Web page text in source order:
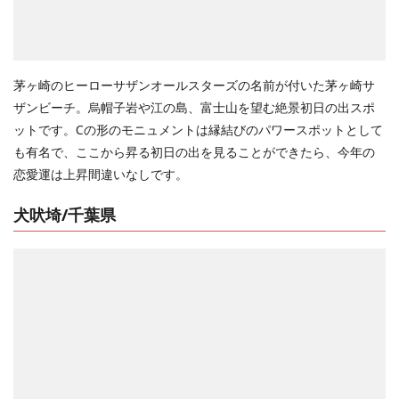
茅ヶ崎のヒーローサザンオールスターズの名前が付いた茅ヶ崎サ
ザンビーチ。烏帽子岩や江の島、富士山を望む絶景初日の出スポ
ットです。Cの形のモニュメントは縁結びのパワースポットとして
も有名で、ここから昇る初日の出を見ることができたら、今年の
恋愛運は上昇間違いなしです。
犬吠埼/千葉県